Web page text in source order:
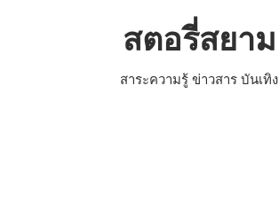
สตอรี่สยาม
สาระความรู้ ข่าวสาร บันเทิง